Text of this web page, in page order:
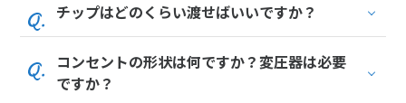
チップはどのくらい渡せばいいですか？
コンセントの形状は何ですか？変圧器は必要
ですか？